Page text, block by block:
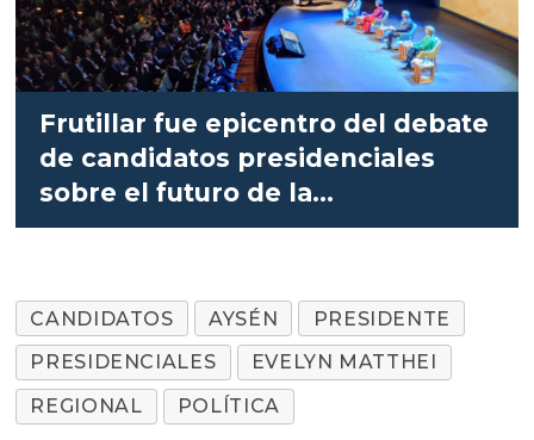
Frutillar fue epicentro del debate
de candidatos presidenciales
sobre el futuro de la
salmonicultura
CANDIDATOS AYSÉN
PRESIDENTE
PRESIDENCIALES
EVELYN MATTHEI
REGIONAL
POLÍTICA